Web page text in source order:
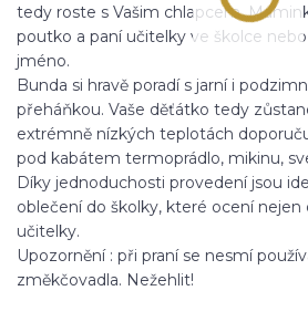
tedy roste s Vašim chlapcem.
poutko a paní učitelky ve školce
jméno.
Bunda si hravě poradí s jarní i
přeháňkou. Vaše děťátko tedy
extrémně nízkých teplotách
pod kabátem termoprádlo, mikinu,
Díky jednoduchosti provedení jsou
oblečení do školky, které ocení nejen
učitelky.
Upozornění : při praní se nesmí
změkčovadla. Nežehlit!